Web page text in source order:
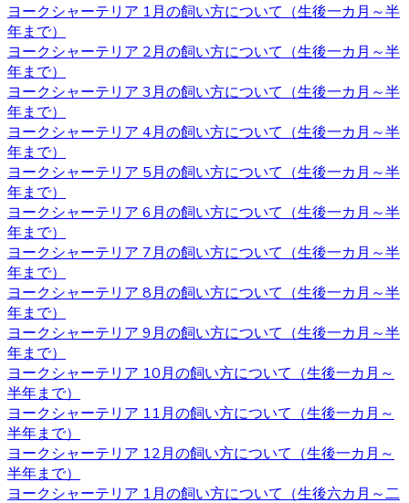
するヨークシャー地方と言う場所が由来とされています。
ヨークシャー地方およびランカシャー地方で製粉工や織物
などの工場労働者たちに飼われ、ネズミ捕りの役割を担っ
ていました。とても活発で警戒心が強いのもテリアの特徴
です。 ヨークシャーテリアの育成・販売のことなら、ベベ
ドールへ是非お問い合わせください。
2020.11.13
べべドールはアフターケアもしっかり行っております。購
入後でもわからないこと、心配なことがございましたらお
気軽にお問い合わせください。初めてヨークシャーテリア
をお迎えするお客様も、安心してご利用いただけます。 ご
購入の際は、是非お問い合わせ下さい。
2020.11.06
ワンちゃんを購入する際、男の子と女の子で迷うことがあ
りますが、繁殖を考えていないようであればそれほどこど
わりを持つ必要もないでしょう。 それぞれの注意点とし
て、男の子は縄張り意識があるのでマーキングをすること
があり、女の子の場合は避妊手術をしないと発情期に血が
出たり、妊娠の危険性があることがあります。 いずれの場
合も性格は飼い主の育て方次第なので、もしフィーリング
が合って気に入った子がいた場合には性別はそれほど重要
ではないでしょう。
ヨークシャーテリア 1月の飼い方について（生後一カ月～半
年まで）
ヨークシャーテリア 2月の飼い方について（生後一カ月～半
年まで）
ヨークシャーテリア 3月の飼い方について（生後一カ月～半
年まで）
ヨークシャーテリア 4月の飼い方について（生後一カ月～半
年まで）
ヨークシャーテリア 5月の飼い方について（生後一カ月～半
年まで）
ヨークシャーテリア 6月の飼い方について（生後一カ月～半
年まで）
ヨークシャーテリア 7月の飼い方について（生後一カ月～半
年まで）
ヨークシャーテリア 8月の飼い方について（生後一カ月～半
年まで）
ヨークシャーテリア 9月の飼い方について（生後一カ月～半
年まで）
ヨークシャーテリア 10月の飼い方について（生後一カ月～
半年まで）
ヨークシャーテリア 11月の飼い方について（生後一カ月～
半年まで）
ヨークシャーテリア 12月の飼い方について（生後一カ月～
半年まで）
ヨークシャーテリア 1月の飼い方について（生後六カ月～二